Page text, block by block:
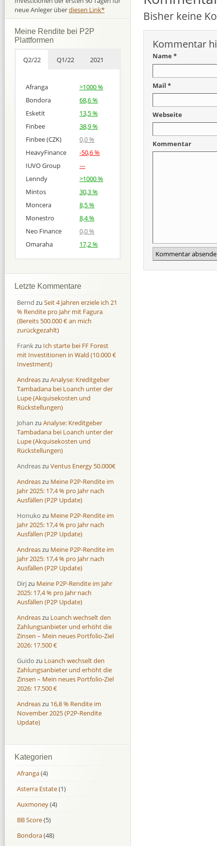
Bisher keine
Kommentar
Name *
Mail *
Webseite
Kommentar
neue Anleger überdiesen Link*
Meine Rendite bei P2P
Plattformen
Q2/22 Q1/22 2021
Afranga
>1000 %
Bondora
68,6 %
Esketit
13,5 %
Finbee
38,9 %
Finbee (CZK)
0,0 %
HeavyFinance
-50,6 %
IUVO Group
---
Lenndy
>1000 %
Mintos
30,3 %
Moncera
8,5 %
Monestro
8,4 %
Neo Finance
0,0 %
Omaraha
17,2 %
Bondora
Finbee
43,2%
Finbee (CZK)
0,0 %
HeavyFinance
IUVO Group
-32,2 %
Lenndy
-314,6 %
Moncera
8,0 %
Monestro
9,1 %
Neo Finance
Omaraha
16,4 %
Bondora
Finbee
35,2%
Finbee (CZK)
0,0 %
HeavyFinance
IUVO Group
-55,0 %
Lenndy
146,5 %
Moncera
11,1 %
Monestro
>1000%
Neo Finance
Omaraha
18,0 %
Letzte Kommentare
Bernd zu Seit 4 Jahren erziele ich 21
% Rendite pro Jahr mit Fagura
(Bereits 500.000 € an mich
zurückgezahlt)
Frankzu Ich starte bei FF Forest
mit Investitionen in Wald (10.000 €
Investment)
Andreaszu Analyse: Kreditgeber
Tambadana bei Loanch unter der
Lupe (Akquisekosten und
Rückstellungen)
Johan zu Analyse: Kreditgeber
Tambadana bei Loanch unter der
Lupe (Akquisekosten und
Rückstellungen)
Andreaszu Ventus Energy 50.000€
Andreaszu Meine P2P-Rendite im
Jahr 2025: 17,4 % pro Jahr nach
Ausfällen (P2P Update)
Honuko zu Meine P2P-Rendite im
Jahr 2025: 17,4 % pro Jahr nach
Ausfällen (P2P Update)
Andreaszu Meine P2P-Rendite im
Jahr 2025: 17,4 % pro Jahr nach
Ausfällen (P2P Update)
Dirjzu Meine P2P-Rendite im Jahr
2025: 17,4 % pro Jahr nach
Ausfällen (P2P Update)
Andreaszu Loanch wechselt den
Zahlungsanbieter und erhöht die
Zinsen – Mein neues Portfolio-Ziel
2026: 17.500 €
Guido zu Loanch wechselt den
Zahlungsanbieter und erhöht die
Zinsen – Mein neues Portfolio-Ziel
2026: 17.500 €
Andreaszu 16,8 % Rendite im
November 2025 (P2P-Rendite
Update)
Kategorien
Afranga(4)
Asterra Estate(1)
Auxmoney(4)
BB Score(5)
Bondora(48)